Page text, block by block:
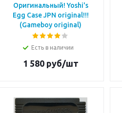
Оригинальный! Yoshi's
Egg Case JPN original!!!
(Gameboy original)
Есть в наличии
1 580руб/шт